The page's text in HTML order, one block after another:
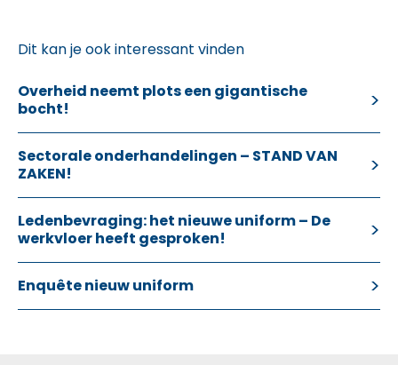
Dit kan je ook interessant vinden
Overheid neemt plots een gigantische
bocht!
Sectorale onderhandelingen – STAND VAN
ZAKEN!
Ledenbevraging: het nieuwe uniform – De
werkvloer heeft gesproken!
Enquête nieuw uniform